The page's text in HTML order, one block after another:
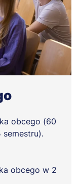
obcego (60
obcego w 2